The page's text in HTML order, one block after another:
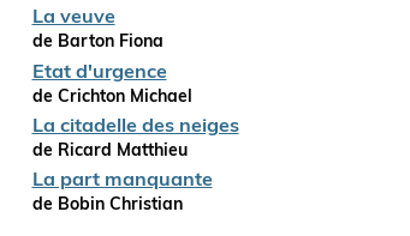
La veuve
de Barton Fiona
Etat d'urgence
de Crichton Michael
La citadelle des neiges
de Ricard Matthieu
La part manquante
de Bobin Christian